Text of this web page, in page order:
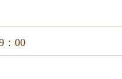
：00